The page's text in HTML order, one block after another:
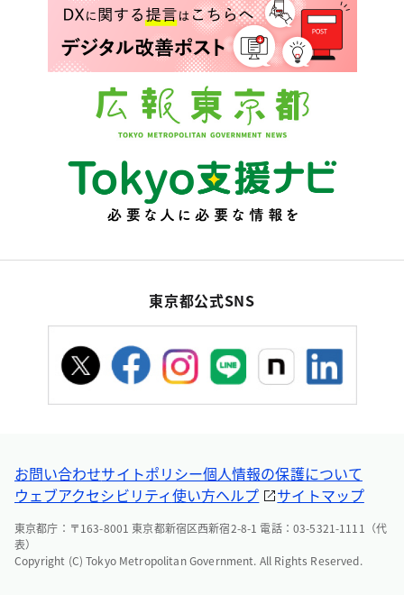
東京都公式SNS
お問い合わせサイトポリシー個人情報の保護について
ウェブアクセシビリティ使い方ヘルプ サイトマップ
東京都庁：〒163-8001 東京都新宿区西新宿2-8-1 電話：03-5321-1111（代
表）
Copyright (C) Tokyo Metropolitan Government. All Rights Reserved.